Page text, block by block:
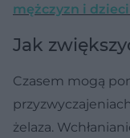
mężczyzn i
Jak
Czasem mogą
żelaza.